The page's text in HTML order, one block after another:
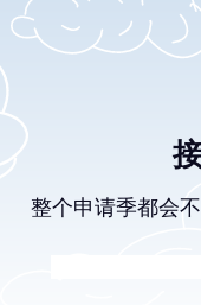
整个申请季都会